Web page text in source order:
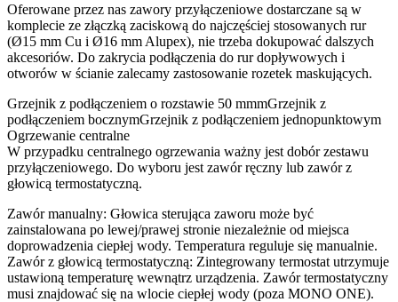
Oferowane przez nas zawory przyłączeniowe dostarczane są w
komplecie ze złączką zaciskową do najczęściej stosowanych rur
(Ø15 mm Cu i Ø16 mm Alupex), nie trzeba dokupować dalszych
akcesoriów. Do zakrycia podłączenia do rur dopływowych i
otworów w ścianie zalecamy zastosowanie rozetek maskujących.
Grzejnik z podłączeniem o rozstawie 50 mmmGrzejnik z
podłączeniem bocznymGrzejnik z podłączeniem jednopunktowym
Ogrzewanie centralne
W przypadku centralnego ogrzewania ważny jest dobór zestawu
przyłączeniowego. Do wyboru jest zawór ręczny lub zawór z
głowicą termostatyczną.
Zawór manualny: Głowica sterująca zaworu może być
zainstalowana po lewej/prawej stronie niezależnie od miejsca
doprowadzenia ciepłej wody. Temperatura reguluje się manualnie.
Zawór z głowicą termostatyczną: Zintegrowany termostat utrzymuje
ustawioną temperaturę wewnątrz urządzenia. Zawór termostatyczny
musi znajdować się na wlocie ciepłej wody (poza MONO ONE).